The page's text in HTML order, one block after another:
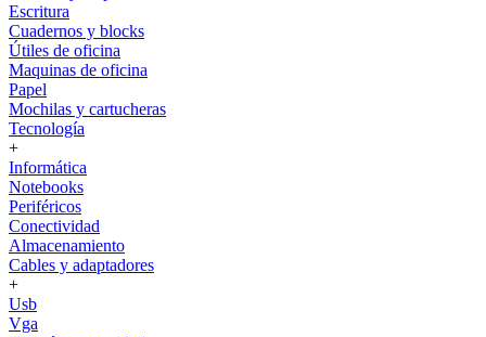
Escritura
Cuadernos y blocks
Útiles de oficina
Maquinas de oficina
Papel
Mochilas y cartucheras
Tecnología
+
Informática
Notebooks
Periféricos
Conectividad
Almacenamiento
Cables y adaptadores
+
Usb
Vga